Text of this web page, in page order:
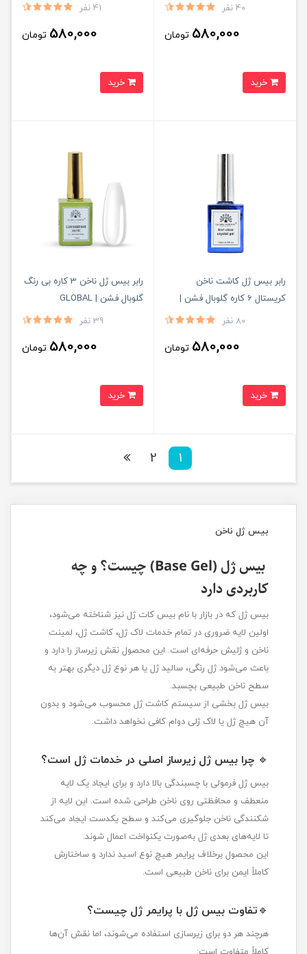
40 نفر
580,000 تومان
41 نفر
580,000 تومان
رابر بیس ژل کاشت ناخن
کریستال 6 کاره گلوبال فشن |
GLOBAL FASHION
80 نفر
580,000 تومان
رابر بیس ژل ناخن 3 کاره بی رنگ
گلوبال فشن | GLOBAL
39 نفر
580,000 تومان
1
2
بیس ژل ناخن
بیس ژل (Base Gel) چیست؟ و چه
کاربردی دارد
بیس ژل که در بازار با نام بیس کات ژل نیز شناخته می‌شود،
اولین لایه ضروری در تمام خدمات لاک ژل، کاشت ژل، لمینت
ناخن و ژلیش حرفه‌ای است. این محصول نقش زیرساز را دارد و
باعث می‌شود ژل رنگی، سالید ژل یا هر نوع ژل دیگری بهتر به
سطح ناخن طبیعی بچسبد.
بیس ژل بخشی از سیستم کاشت ژل محسوب می‌شود و بدون
آن هیچ ژل یا لاک ژلی دوام کافی نخواهد داشت.
🔹 چرا بیس ژل زیرساز اصلی در خدمات ژل است؟
بیس ژل فرمولی با چسبندگی بالا دارد و برای ایجاد یک لایه
منعطف و محافظتی روی ناخن طراحی شده است. این لایه از
شکنندگی ناخن جلوگیری می‌کند و سطح یکدست ایجاد می‌کند
تا لایه‌های بعدی ژل به‌صورت یکنواخت اعمال شوند.
این محصول برخلاف پرایمر هیچ نوع اسید ندارد و ساختارش
کاملاً ایمن برای ناخن طبیعی است.
🔹تفاوت بیس ژل با پرایمر ژل چیست؟
هرچند هر دو برای زیرسازی استفاده می‌شوند، اما نقش آن‌ها